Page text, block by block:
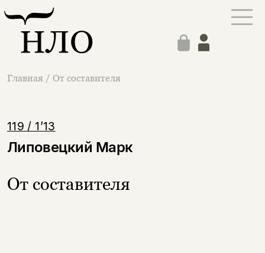
Главная / От составителя
119 / 1’13
Липовецкий Марк
От составителя